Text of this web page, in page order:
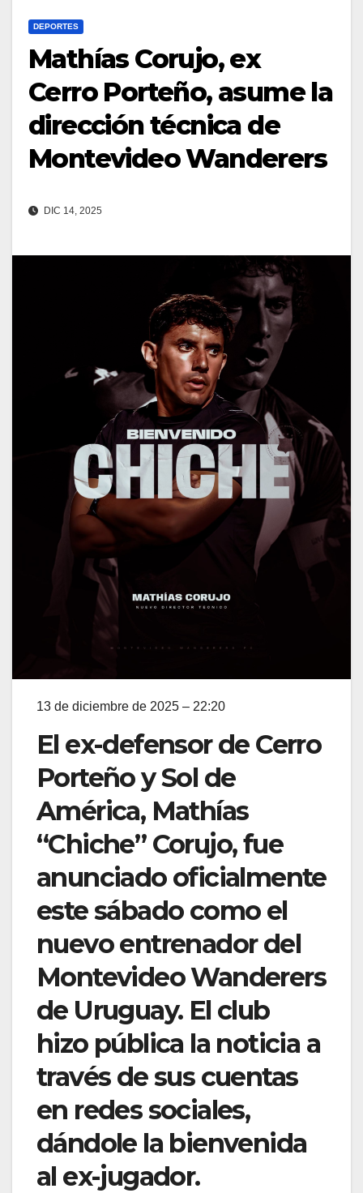
DEPORTES
Mathías Corujo, ex
Cerro Porteño, asume la
dirección técnica de
Montevideo Wanderers
DIC 14, 2025
13 de diciembre de 2025 – 22:20
El ex-defensor de Cerro
Porteño y Sol de
América, Mathías
“Chiche” Corujo, fue
anunciado oficialmente
este sábado como el
nuevo entrenador del
Montevideo Wanderers
de Uruguay. El club
hizo pública la noticia a
través de sus cuentas
en redes sociales,
dándole la bienvenida
al ex-jugador.